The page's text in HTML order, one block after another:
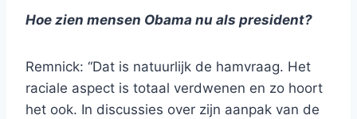
Hoe zien mensen Obama nu als president?
Remnick: “Dat is natuurlijk de hamvraag. Het
raciale aspect is totaal verdwenen en zo hoort
het ook. In discussies over zijn aanpak van de